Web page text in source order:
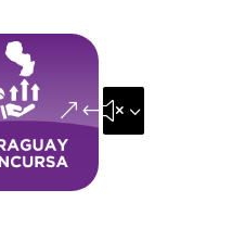
&#x35;